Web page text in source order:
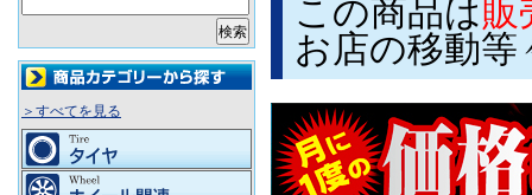
この商品は販
お店の移動
＞すべてを見る